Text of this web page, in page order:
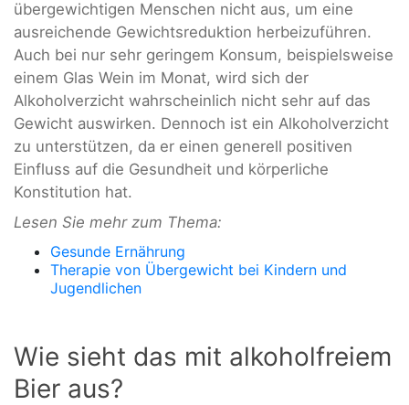
übergewichtigen Menschen nicht aus, um eine
ausreichende Gewichtsreduktion herbeizuführen.
Auch bei nur sehr geringem Konsum, beispielsweise
einem Glas Wein im Monat, wird sich der
Alkoholverzicht wahrscheinlich nicht sehr auf das
Gewicht auswirken. Dennoch ist ein Alkoholverzicht
zu unterstützen, da er einen generell positiven
Einfluss auf die Gesundheit und körperliche
Konstitution hat.
Lesen Sie mehr zum Thema:
Gesunde Ernährung
Therapie von Übergewicht bei Kindern und
Jugendlichen
Wie sieht das mit alkoholfreiem
Bier aus?